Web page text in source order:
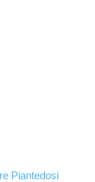
Piantedosi